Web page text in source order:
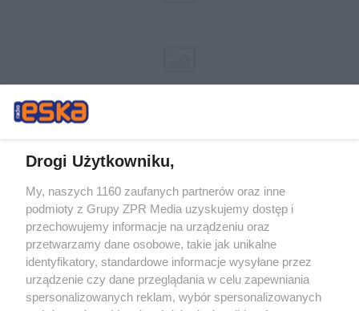
Żaden utwór zamieszczony w serwisie nie może być powielany i
rozpowszechniany lub dalej rozpowszechniany w jakikolwiek sposób (w
tym także elektroniczny lub mechaniczny) na jakimkolwiek polu
eksploatacji w jakiejkolwiek formie, włącznie z umieszczaniem w Internecie
bez pisemnej zgody właściciela praw. Jakiekolwiek użycie lub
wykorzystanie utworów w całości lub w części z naruszeniem prawa, tzn.
bez właściwej zgody, jest zabronione pod groźbą kary i może być ścigane
prawnie.
Drogi Użytkowniku,
My, naszych 1160 zaufanych partnerów oraz inne
podmioty z Grupy ZPR Media uzyskujemy dostęp i
przechowujemy informacje na urządzeniu oraz
przetwarzamy dane osobowe, takie jak unikalne
identyfikatory, standardowe informacje wysyłane przez
urządzenie czy dane przeglądania w celu zapewniania
spersonalizowanych reklam, wybór spersonalizowanych